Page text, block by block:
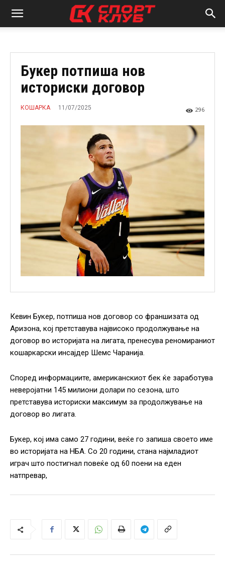
Букер потпиша нов
историски договор
КОШАРКА 11/07/2025 296
Кевин Букер, потпиша нов договор со франшизата од
Аризона, кој претставува највисоко продолжување на
договор во историјата на лигата, пренесува реномираниот
кошаркарски инсајдер Шемс Чаранија.
Според информациите, американскиот бек ќе заработува
неверојатни 145 милиони долари по сезона, што
претставува историски максимум за продолжување на
договор во лигата.
Букер, кој има само 27 години, веќе го запиша своето име
во историјата на НБА. Со 20 години, стана најмладиот
играч што постигнал повеќе од 60 поени на еден
натпревар,